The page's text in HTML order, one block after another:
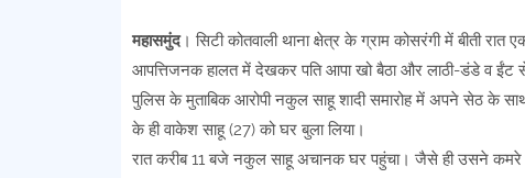
महासमुंद। सिटी कोतवाली थाना क्षेत्र के ग्राम कोसरंगी में बीती
आपत्तिजनक हालत में देखकर पति आपा खो बैठा और लाठी-डंडे व ईंट
पुलिस के मुताबिक आरोपी नकुल साहू शादी समारोह में अपने सेठ के
के ही वाकेश साहू (27) को घर बुला लिया।
रात करीब 11 बजे नकुल साहू अचानक घर पहुंचा। जैसे ही उसने